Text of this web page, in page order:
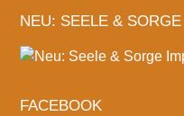
NEU: SEELE &
FACEBOOK